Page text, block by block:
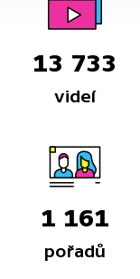
13 733
videí
1 161
pořadů